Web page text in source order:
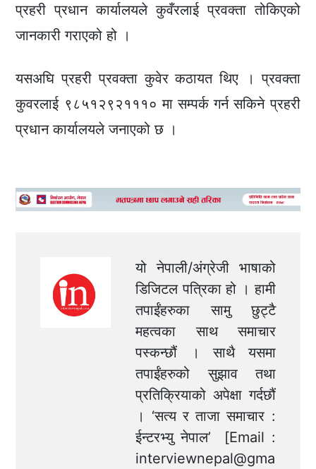
प्रहरी प्रधान कार्यालयले कुवँरलाई प्रवक्ता तोकिएको
जानकारी गराएको हो ।
यसअघि प्रहरी प्रवक्ता कुवेर कठायत थिए । प्रवक्ता
कुवरलाई ९८५१२९२१११० मा सम्पर्क गर्न सकिने प्रहरी
प्रधान कार्यालयले जनाएको छ ।
यो नेपाली/अंग्रेजी भाषाको
डिजिटल पत्रिका हो । हामी
तपाईंहरुका सामु छुट्टै
महत्वका साथ समाचार
पस्कन्छौं । साथै यसमा
तपाईंहरुको सुझाव तथा
प्रतिक्रियाको अपेक्षा गर्दछौं
। ‘सत्य र ताजा समाचार :
ईन्टरभ्यु नेपाल’ [Email :
interviewnepal@gma